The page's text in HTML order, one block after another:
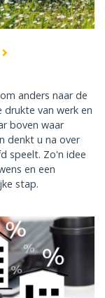
anders naar de
van werk en
boven waar
denkt u na over
speelt. Zo'n idee
en een
stap.